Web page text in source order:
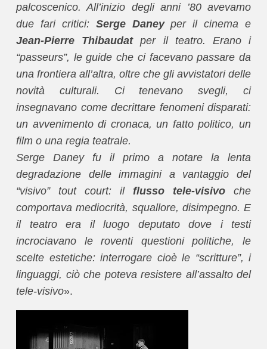
palcoscenico. All’inizio degli anni ’80 avevamo
due fari critici: Serge Daneyper il cinema e
Jean-Pierre Thibaudatper il teatro. Erano i
“passeurs”, le guide che ci facevano passare da
una frontiera all’altra, oltre che gli avvistatori delle
novità culturali. Ci tenevano svegli, ci
insegnavano come decrittare fenomeni disparati:
un avvenimento di cronaca, un fatto politico, un
film o una regia teatrale.
Serge Daney fu il primo a notare la lenta
degradazione delle immagini a vantaggio del
“visivo” tout court: il flusso tele-visivo che
comportava mediocrità, squallore, disimpegno. E
il teatro era il luogo deputato dove i testi
incrociavano le roventi questioni politiche, le
scelte estetiche: interrogare cioè le “scritture”, i
linguaggi, ciò che poteva resistere all’assalto del
tele-visivo».